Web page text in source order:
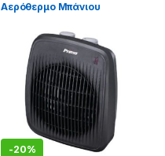
Αερόθερμο Μπάνιου
-20%